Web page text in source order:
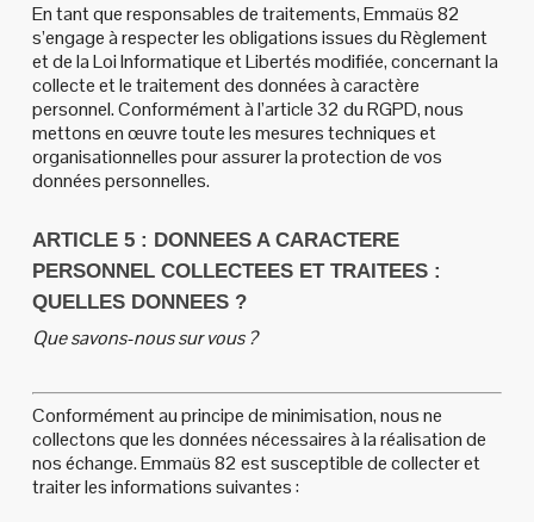
En tant que responsables de traitements, Emmaüs 82
s’engage à respecter les obligations issues du Règlement
et de la Loi Informatique et Libertés modifiée, concernant la
collecte et le traitement des données à caractère
personnel. Conformément à l’article 32 du RGPD, nous
mettons en œuvre toute les mesures techniques et
organisationnelles pour assurer la protection de vos
données personnelles.
ARTICLE 5 : DONNEES A CARACTERE
PERSONNEL COLLECTEES ET TRAITEES :
QUELLES DONNEES ?
Que savons-nous sur vous ?
Conformément au principe de minimisation, nous ne
collectons que les données nécessaires à la réalisation de
nos échange. Emmaüs 82 est susceptible de collecter et
traiter les informations suivantes :